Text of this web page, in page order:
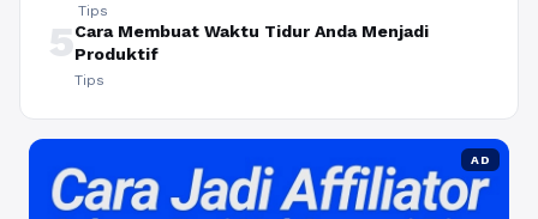
Tips
5Cara Membuat Waktu Tidur Anda Menjadi
Produktif
Tips
AD